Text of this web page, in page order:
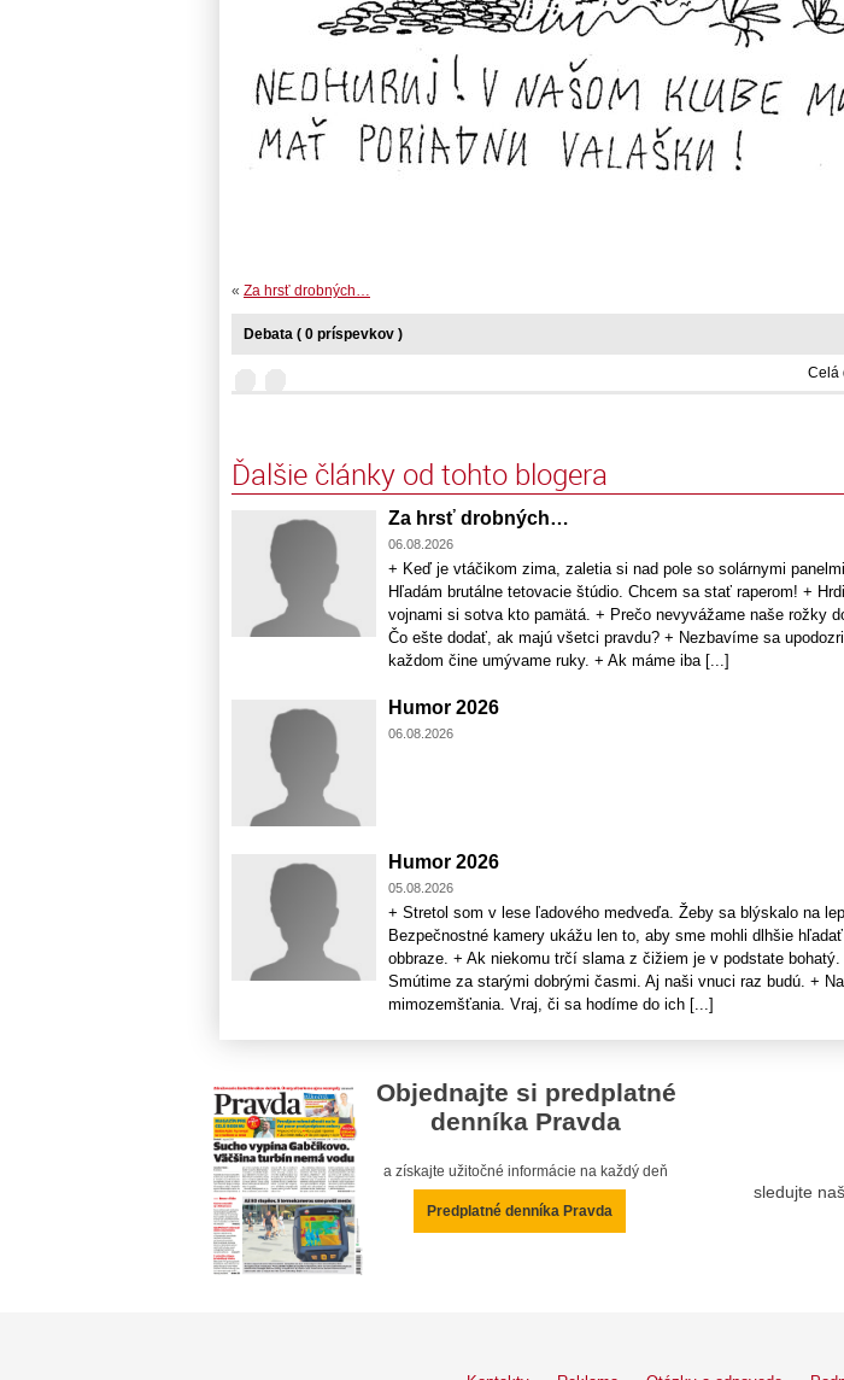
« Za hrsť drobných…
Debata ( 0 príspevkov )
Celá
Ďalšie články od tohto blogera
Za hrsť drobných…
06.08.2026
+ Keď je vtáčikom zima, zaletia si nad pole so solárnymi
Hľadám brutálne tetovacie štúdio. Chcem sa stať raperom! +
vojnami si sotva kto pamätá. + Prečo nevyvážame naše rožky
Čo ešte dodať, ak majú všetci pravdu? + Nezbavíme sa
každom čine umývame ruky. + Ak máme iba [...]
Humor 2026
06.08.2026
Humor 2026
05.08.2026
+ Stretol som v lese ľadového medveďa. Žeby sa blýskalo na
Bezpečnostné kamery ukážu len to, aby sme mohli dlhšie
obbraze. + Ak niekomu trčí slama z čižiem je v podstate
Smútime za starými dobrými časmi. Aj naši vnuci raz budú. +
mimozemšťania. Vraj, či sa hodíme do ich [...]
Objednajte si predplatné
denníka Pravda
a získajte užitočné informácie na každý deň
Predplatné denníka Pravda
sledujte